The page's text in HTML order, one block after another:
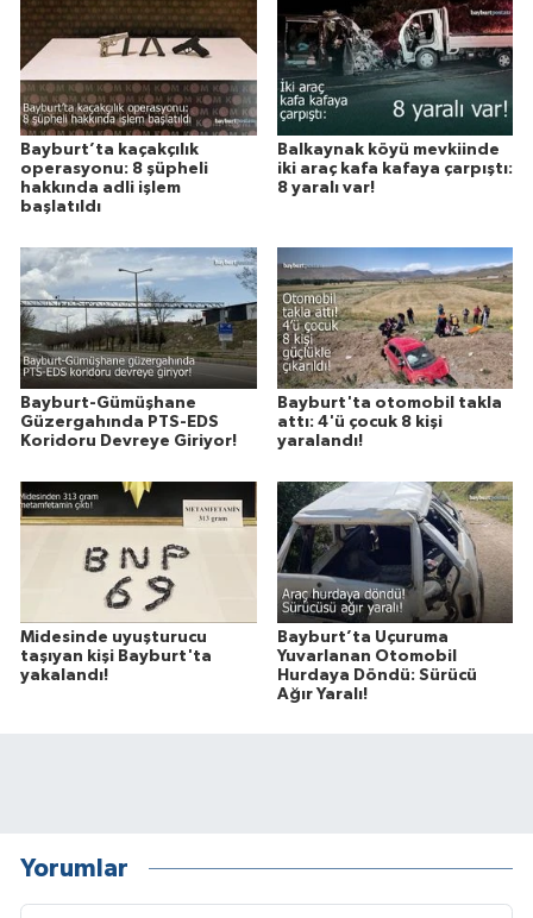
Bayburt’ta kaçakçılık
operasyonu: 8 şüpheli
hakkında adli işlem
başlatıldı
Balkaynak köyü mevkiinde
iki araç kafa kafaya çarpıştı:
8 yaralı var!
Bayburt-Gümüşhane
Güzergahında PTS-EDS
Koridoru Devreye Giriyor!
Bayburt'ta otomobil takla
attı: 4'ü çocuk 8 kişi
yaralandı!
Midesinde uyuşturucu
taşıyan kişi Bayburt'ta
yakalandı!
Bayburt’ta Uçuruma
Yuvarlanan Otomobil
Hurdaya Döndü: Sürücü
Ağır Yaralı!
Yorumlar